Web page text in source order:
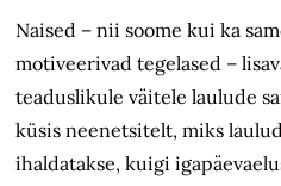
Naised – nii soome kui ka
motiveerivad tegelased –
teaduslikule väitele laulude
küsis neenetsitelt, miks
ihaldatakse, kuigi